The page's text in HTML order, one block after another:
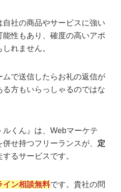
社の商品やサービスに強い
性もあり、確度の高いアポ
れません。
で送信したらお礼の返信が
方もいらっしゃるのではな
くん』は、Webマーケテ
せ持つフリーランスが、 定
るサービスです。
イン相談無料です。貴社の問